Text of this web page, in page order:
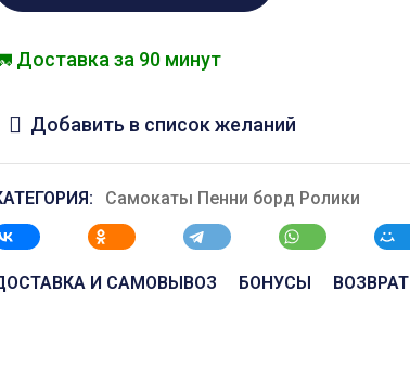
Доставка за 90 минут
Добавить в список желаний
Самокаты Пенни борд Ролики
И САМОВЫВОЗ БОНУСЫ ВОЗВРАТ